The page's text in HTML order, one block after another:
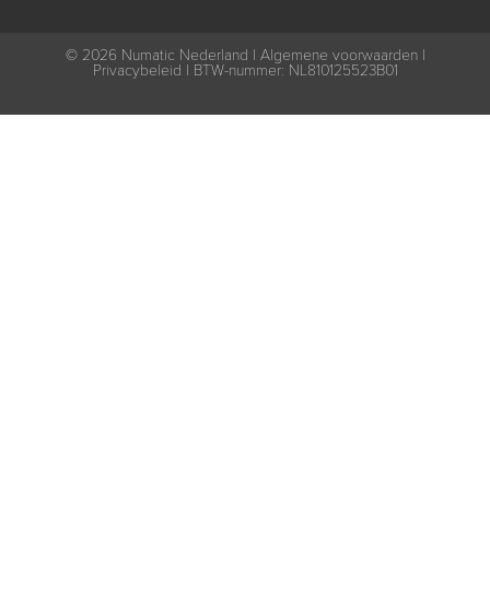
© 2026 Numatic Nederland | Algemene voorwaarden|
Privacybeleid | BTW-nummer: NL810125523B01